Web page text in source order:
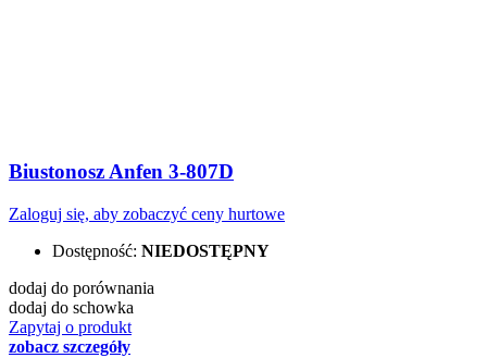
Biustonosz Anfen 3-807D
Zaloguj się, aby zobaczyć ceny hurtowe
Dostępność: NIEDOSTĘPNY
dodaj do porównania
dodaj do schowka
Zapytaj o produkt
zobacz szczegóły